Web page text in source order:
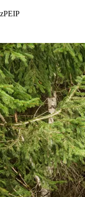
PEIP